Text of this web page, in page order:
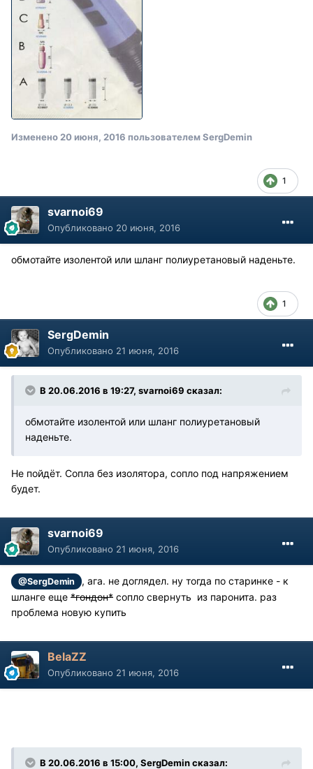
Изменено 20 июня, 2016 пользователем SergDemin
1
svarnoi69
Опубликовано 20 июня, 2016
обмотайте изолентой или шланг полиуретановый наденьте.
1
SergDemin
Опубликовано 21 июня, 2016
В 20.06.2016 в 19:27, svarnoi69 сказал:
обмотайте изолентой или шланг полиуретановый
наденьте.
Не пойдёт. Сопла без изолятора, сопло под напряжением
будет.
svarnoi69
Опубликовано 21 июня, 2016
@SergDemin
, ага. не доглядел. ну тогда по старинке - к
шланге еще *гондон* сопло свернуть из паронита. раз
проблема новую купить
BelaZZ
Опубликовано 21 июня, 2016
В 20.06.2016 в 15:00, SergDemin сказал: